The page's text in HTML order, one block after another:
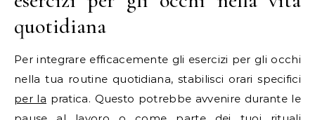
quotidiana
Per integrare efficacemente gli esercizi per gli occhi
nella tua routine quotidiana, stabilisci orari specifici
per la pratica. Questo potrebbe avvenire durante le